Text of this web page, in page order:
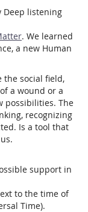
Deep listening
. We learned
a new Human
the social field,
a wound or a
possibilities. The
recognizing
Is a tool that
support in
to the time of
Time).